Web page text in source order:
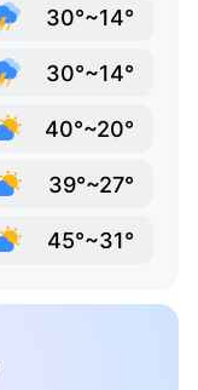
30°~14°
30°~14°
40°~20°
39°~27°
45°~31°